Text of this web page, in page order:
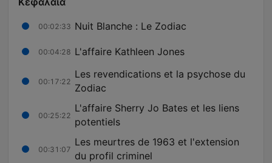
00:02:33 Nuit Blanche : Le Zodiac
00:04:28 L'affaire Kathleen Jones
00:17:22
Les revendications et la psychose du
Zodiac
00:25:22
L'affaire Sherry Jo Bates et les liens
potentiels
00:31:07
Les meurtres de 1963 et l'extension
du profil criminel